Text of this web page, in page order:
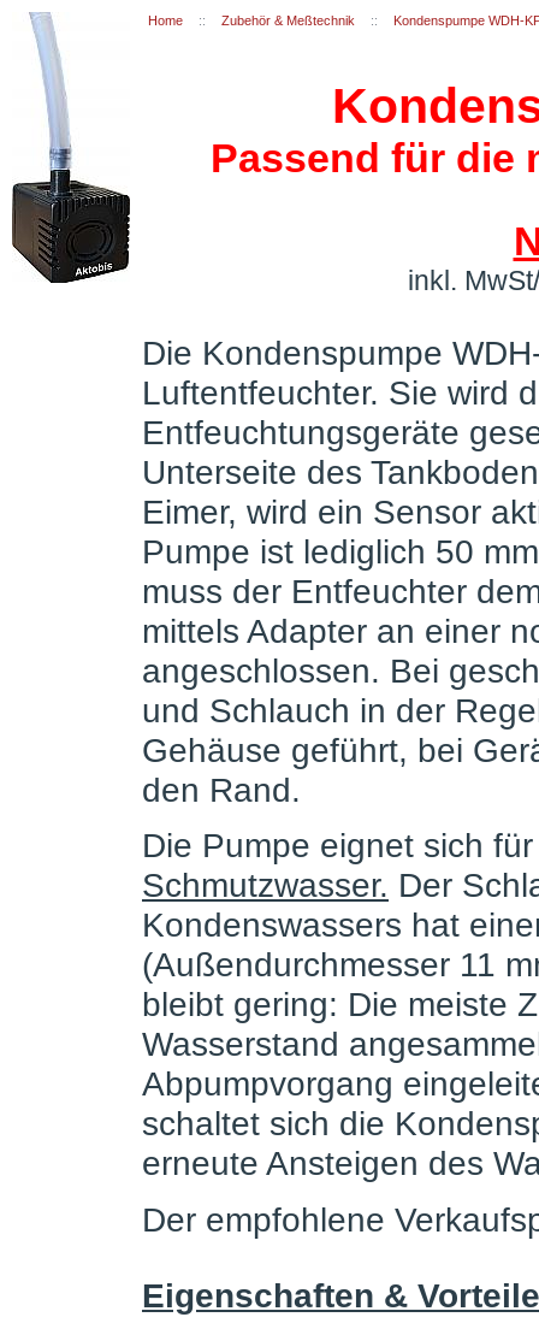
Home :: Zubehör & Meßtechnik :: Kondenspumpe WDH-
Passend für die
inkl.
Die Kondenspumpe
Luftentfeuchter. Sie wird
Entfeuchtungsgeräte
Unterseite des
Eimer, wird ein Sensor
Pumpe ist lediglich 50
muss der Entfeuchter
mittels Adapter an einer
angeschlossen. Bei
und Schlauch in der
Gehäuse geführt, bei
den Rand.
Die Pumpe eignet sich
Schmutzwasser. Der
Kondenswassers hat
(Außendurchmesser 11
bleibt gering: Die meiste
Wasserstand
Abpumpvorgang
schaltet sich die
erneute Ansteigen des
Der empfohlene
Eigenschaften &